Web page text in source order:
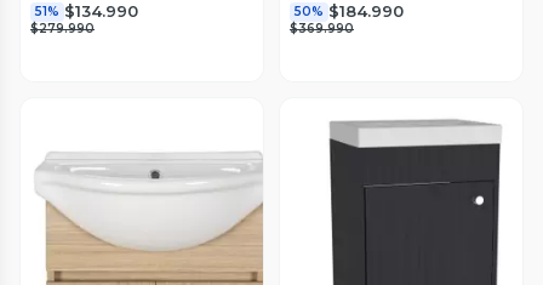
51% $134.990
$279.990
50% $184.990
$369.990